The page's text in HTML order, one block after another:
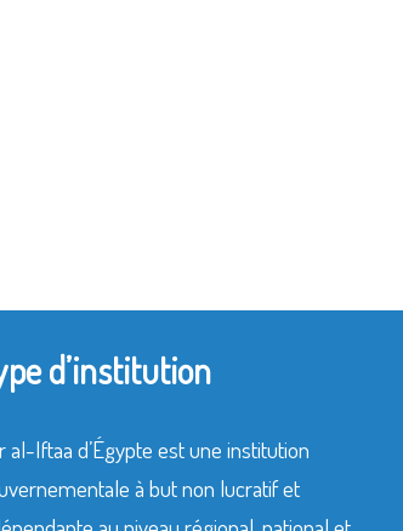
d’institution
al-Iftaa d’Égypte est une institution
à but non lucratif et